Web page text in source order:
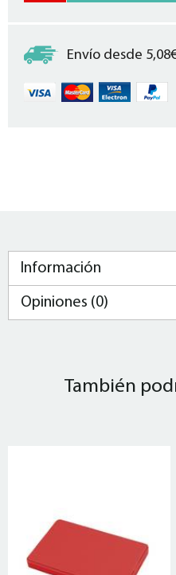
Envío desde
Información
Opiniones (0)
También